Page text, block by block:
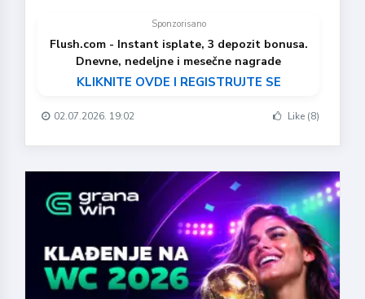
Sponzorisano
Flush.com - Instant isplate, 3 depozit bonusa.
Dnevne, nedeljne i mesečne nagrade
KLIKNITE OVDE I REGISTRUJTE SE
02.07.2026. 19:02 Like (8)